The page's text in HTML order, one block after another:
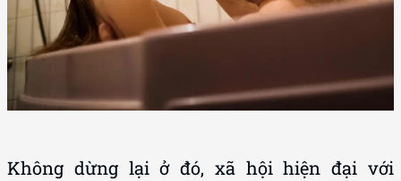
Không dừng lại ở đó, xã hội hiện đại với